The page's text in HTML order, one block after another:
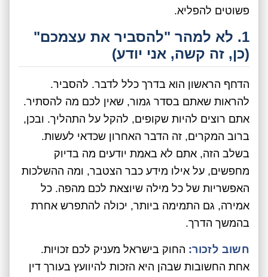
פשוטים להפליא.
1. לא למהר "להסביר את עצמכם"
(כן, זה קשה, אני יודע)
הדחף הראשון הוא בדרך כלל לדבר. להסביר.
להראות שאתם בסדר גמור, שאין לכם מה להסתיר.
אתם רוצים להיות שקופים, להקל על התהליך. ובכן,
ברוב המקרים, זה הדבר האחרון שכדאי לעשות.
בשלב הזה, אתם לא באמת יודעים מה בדיוק
מחפשים, על אילו מידע כבר הצטבר, ומה ההשלכות
האפשריות של כל מילה שיוצאת לכם מהפה. כל
אמירה, גם התמימה ביותר, יכולה להתפרש אחרת
בהמשך הדרך.
חשוב לזכור: החוק בישראל מעניק לכם זכויות.
אחת החשובות שבהן היא הזכות להיוועץ בעורך דין